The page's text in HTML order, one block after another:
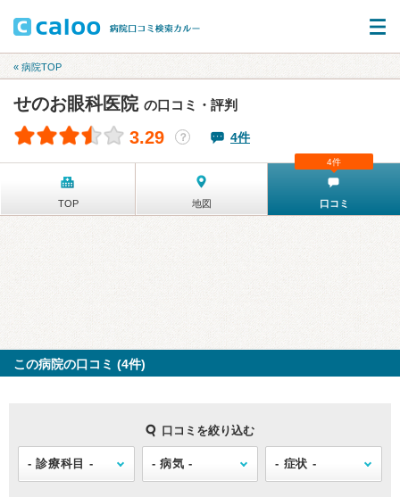
« 病院TOP
せのお眼科医院 の口コミ・評判
3.29 ？ 4件
TOP 地図 口コミ
4件
この病院の口コミ (4件)
口コミを絞り込む